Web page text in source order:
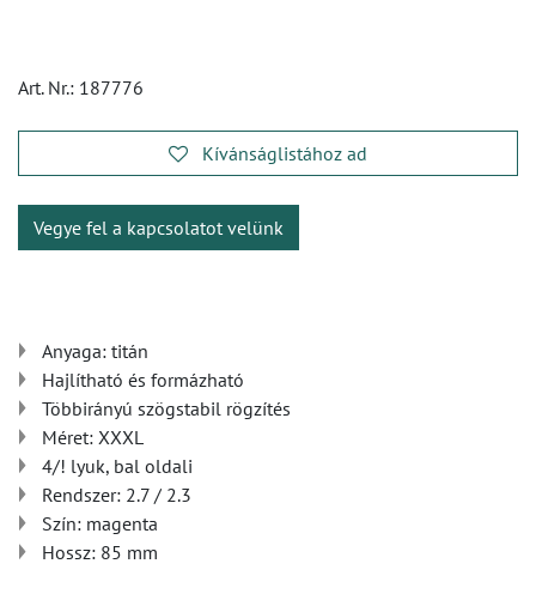
Art. Nr.: 187776
Kívánságlistához ad
Vegye fel a kapcsolatot velünk
Anyaga: titán
Hajlítható és formázható
Többirányú szögstabil rögzítés
Méret: XXXL
4/! lyuk, bal oldali
Rendszer: 2.7 / 2.3
Szín: magenta
Hossz: 85 mm